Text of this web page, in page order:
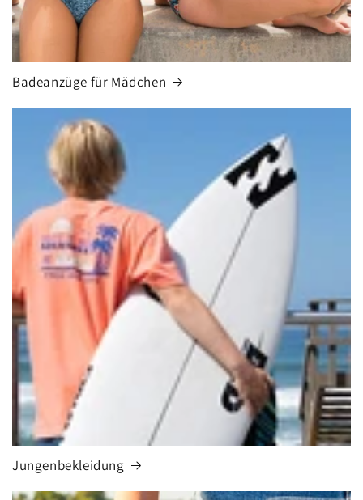
Badeanzüge für Mädchen
Jungenbekleidung